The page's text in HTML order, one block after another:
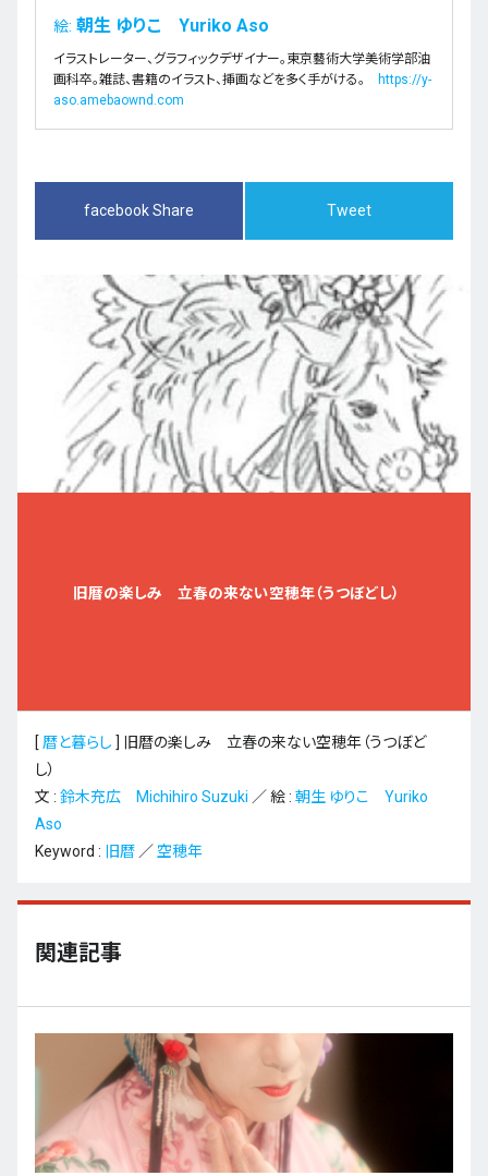
絵: 朝生 ゆりこ Yuriko Aso
イラストレーター、グラフィックデザイナー。東京藝術大学美術学部油
画科卒。雑誌、書籍のイラスト、挿画などを多く手がける。
https://y-
aso.amebaownd.com
facebook Share Tweet
旧暦の楽しみ 立春の来ない空穂年（うつぼどし）
[ 暦と暮らし ]
旧暦の楽しみ 立春の来ない空穂年（うつぼど
し）
文 : 鈴木充広 Michihiro Suzuki ／ 絵 : 朝生 ゆりこ Yuriko
Aso
Keyword :
旧暦 ／ 空穂年
関連記事